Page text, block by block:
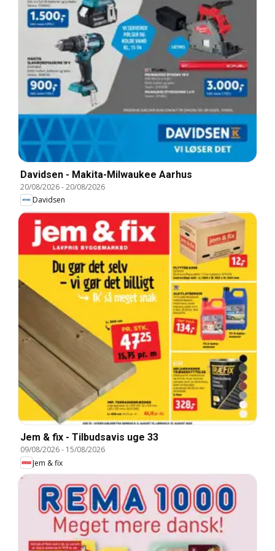
Davidsen - Makita-Milwaukee Aarhus
20/08/2026-20/08/2026
Davidsen
Jem & fix - Tilbudsavis uge 33
09/08/2026- 15/08/2026
Jem & fix